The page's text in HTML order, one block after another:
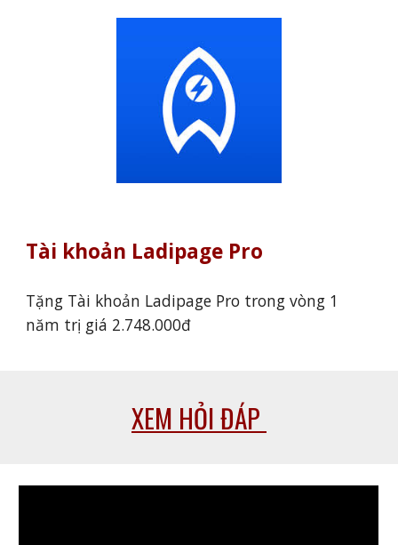
Tài khoản Ladipage Pro
Tặng Tài khoản Ladipage Pro trong vòng 1
năm trị giá 2.748.000đ
XEM HỎI ĐÁP